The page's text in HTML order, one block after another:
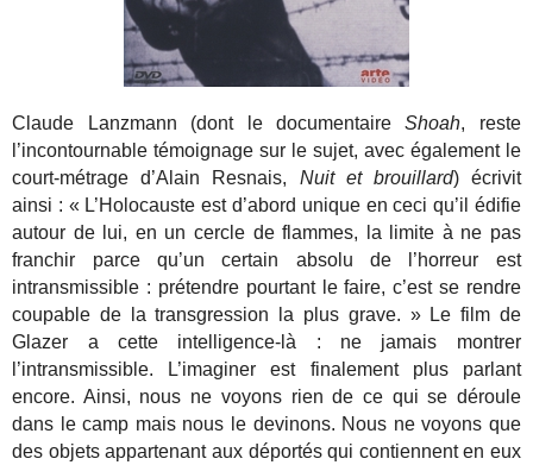
Claude Lanzmann (dont le documentaireShoah, reste
l’incontournable témoignage sur le sujet, avec également le
court-métrage d’Alain Resnais, Nuit et brouillard) écrivit
ainsi : « L’Holocauste est d’abord unique en ceci qu’il édifie
autour de lui, en un cercle de flammes, la limite à ne pas
franchir parce qu’un certain absolu de l’horreur est
intransmissible : prétendre pourtant le faire, c’est se rendre
coupable de la transgression la plus grave. » Le film de
Glazer a cette intelligence-là : ne jamais montrer
l’intransmissible. L’imaginer est finalement plus parlant
encore. Ainsi, nous ne voyons rien de ce qui se déroule
dans le camp mais nous le devinons. Nous ne voyons que
des objets appartenant aux déportés qui contiennent en eux